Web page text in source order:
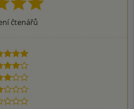
čtenářů
5 hvězdiček
4 hvězdičky
hvězdičky